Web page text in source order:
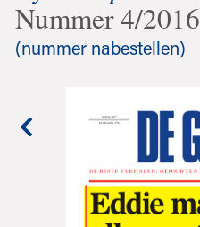
Nummer 4/2016
(nummer nabestellen)